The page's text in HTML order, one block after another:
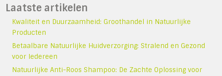
Laatste artikelen
Kwaliteit en Duurzaamheid: Groothandel in Natuurlijke
Producten
Betaalbare Natuurlijke Huidverzorging: Stralend en Gezond
voor Iedereen
Natuurlijke Anti-Roos Shampoo: De Zachte Oplossing voor